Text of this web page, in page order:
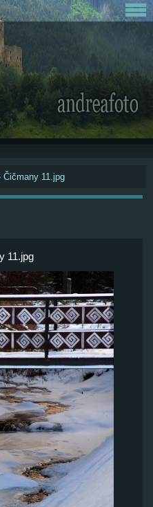
Čičmany 11.jpg
11.jpg